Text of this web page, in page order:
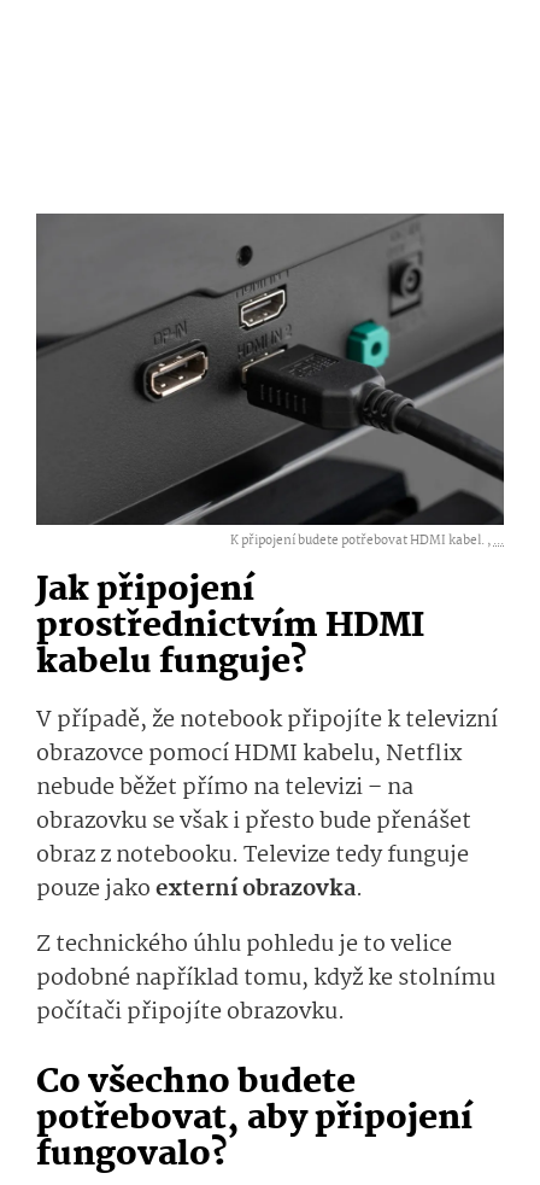
K připojení budete potřebovat HDMI kabel. ,...
Jak připojení
prostřednictvím HDMI
kabelu funguje?
V případě, že notebook připojíte k televizní
obrazovce pomocí HDMI kabelu, Netflix
nebude běžet přímo na televizi – na
obrazovku se však i přesto bude přenášet
obraz z notebooku. Televize tedy funguje
pouze jakoexterní obrazovka.
Z technického úhlu pohledu je to velice
podobné například tomu, když ke stolnímu
počítači připojíte obrazovku.
Co všechno budete
potřebovat, aby připojení
fungovalo?